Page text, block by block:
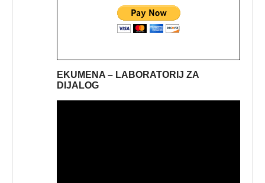
EKUMENA – LABORATORIJ ZA
DIJALOG